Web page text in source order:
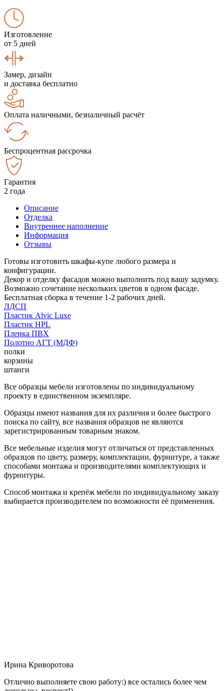
Изготовление
от 5 дней
Замер, дизайн
и доставка бесплатно
Оплата наличными, безналичный расчёт
Беспроцентная рассрочка
Гарантия
2 года
Описание
Отделка
Внутреннее наполнение
Информация
Отзывы
Готовы изготовить шкафы-купе любого размера и
конфигурации.
Декор и отделку фасадов можно выполнить под вашу задумку.
Возможно сочетание нескольких цветов в одном фасаде.
Бесплатная сборка в течение 1-2 рабочих дней.
ЛДСП
Пластик Alvic Luxe
Пластик HPL
Пленка ПВХ
Полотно АГТ (МДФ)
полки
корзины
штанги
Все образцы мебели изготовлены по индивидуальному
проекту в единственном экземпляре.
Образцы имеют названия для их различия и более быстрого
поиска по сайту, все названия образцов не являются
зарегистрированным товарным знаком.
Все мебельные изделия могут отличаться от представленных
образцов по цвету, размеру, комплектации, фурнитуре, а также
способами монтажа и производителями комплектующих и
фурнитуры.
Способ монтажа и крепёж мебели по индивидуальному заказу
выбирается производителем по возможности её применения.
Ирина Криворотова
Отлично выполняете свою работу:) все остались более чем